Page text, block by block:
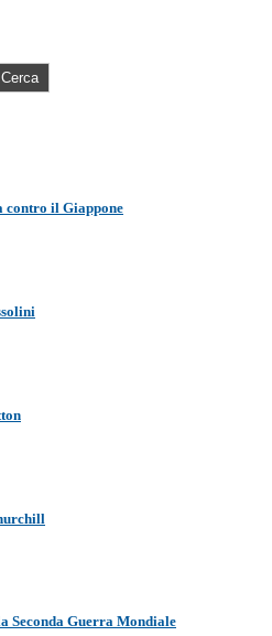
Cerca
contro il Giappone
Seconda Guerra Mondiale